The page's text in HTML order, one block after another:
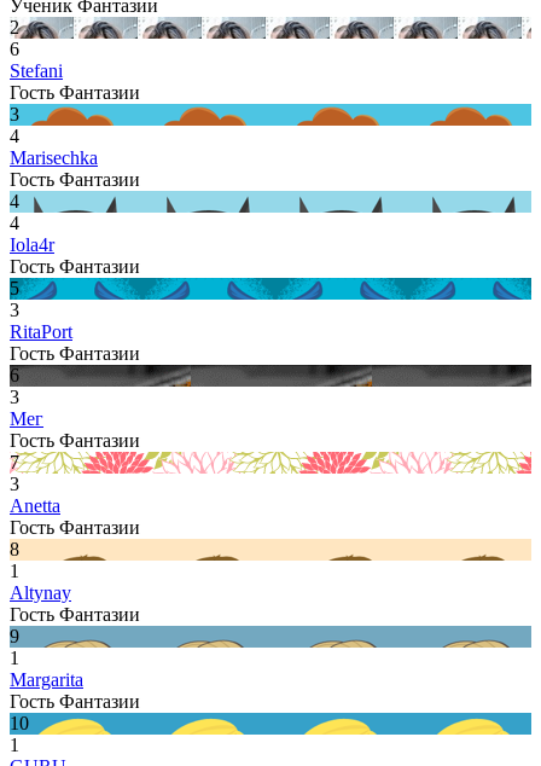
Ученик Фантазии
2
6
Stefani
Гость Фантазии
3
4
Marisechka
Гость Фантазии
4
4
Iola4r
Гость Фантазии
5
3
RitaPort
Гость Фантазии
6
3
Мег
Гость Фантазии
7
3
Anetta
Гость Фантазии
8
1
Altynay
Гость Фантазии
9
1
Margarita
Гость Фантазии
10
1